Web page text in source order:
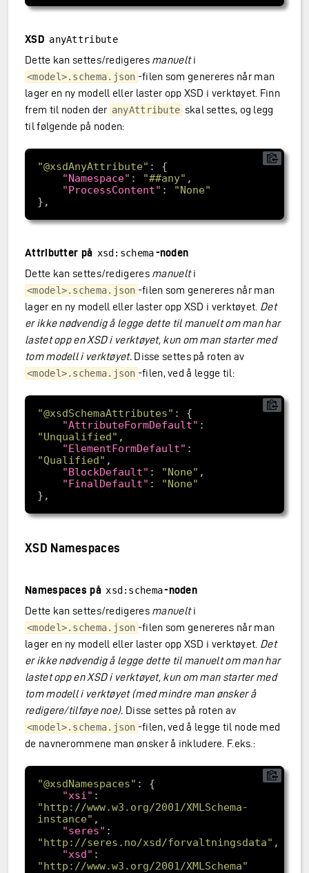
XSD anyAttribute
Dette kan settes/redigeres manuelti
<model>.schema.json -filen som genereres når man
lager en ny modell eller laster opp XSD i verktøyet. Finn
frem til noden der anyAttribute skal settes, og legg
til følgende på noden:
"@xsdAnyAttribute"
"Namespace" : "##any"
"ProcessContent" :
"None"
Attributter på xsd:schema-noden
Dette kan settes/redigeres manuelti
<model>.schema.json -filen som genereres når man
lager en ny modell eller laster opp XSD i verktøyet. Det
er ikke nødvendig å legge dette til manuelt om man har
lastet opp en XSD i verktøyet, kun om man starter med
tom modell i verktøyet.Disse settes på roten av
<model>.schema.json -filen, ved å legge til:
"@xsdSchemaAttributes"
"AttributeFormDefault"
"Unqualified"
"ElementFormDefault"
"Qualified"
"BlockDefault" : "None"
"FinalDefault" :
"None"
XSD Namespaces
Namespaces på xsd:schema-noden
Dette kan settes/redigeres manuelti
<model>.schema.json -filen som genereres når man
lager en ny modell eller laster opp XSD i verktøyet. Det
er ikke nødvendig å legge dette til manuelt om man har
lastet opp en XSD i verktøyet, kun om man starter med
tom modell i verktøyet (med mindre man ønsker å
redigere/tilføye noe). Disse settes på roten av
<model>.schema.json -filen, ved å legge til node med
de navnerommene man ønsker å inkludere. F.eks.:
"@xsdNamespaces"
"xsi"
"http://www.w3.org/2001/XMLSchema-
instance"
"seres"
"http://seres.no/xsd/forvaltningsdata"
"xsd"
"http://www.w3.org/2001/XMLSchema"